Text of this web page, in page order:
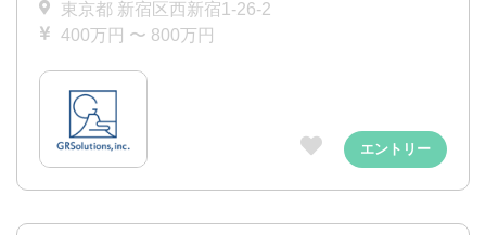
東京都 新宿区西新宿1-26-2
400万円 〜 800万円
エントリー